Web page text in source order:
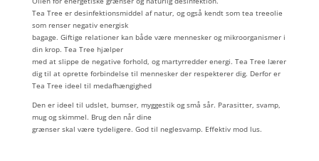
Tea Tree er desinfektionsmiddel af natur, og også kendt som tea treeolie
som renser negativ energisk
bagage. Giftige relationer kan både være mennesker og mikroorganismer i
din krop. Tea Tree hjælper
med at slippe de negative forhold, og martyrredder energi. Tea Tree lærer
dig til at oprette forbindelse til mennesker der respekterer dig. Derfor er
Tea Tree ideel til medafhængighed
Den er ideel til udslet, bumser, myggestik og små sår. Parasitter, svamp,
mug og skimmel. Brug den når dine
grænser skal være tydeligere. God til neglesvamp. Effektiv mod lus.